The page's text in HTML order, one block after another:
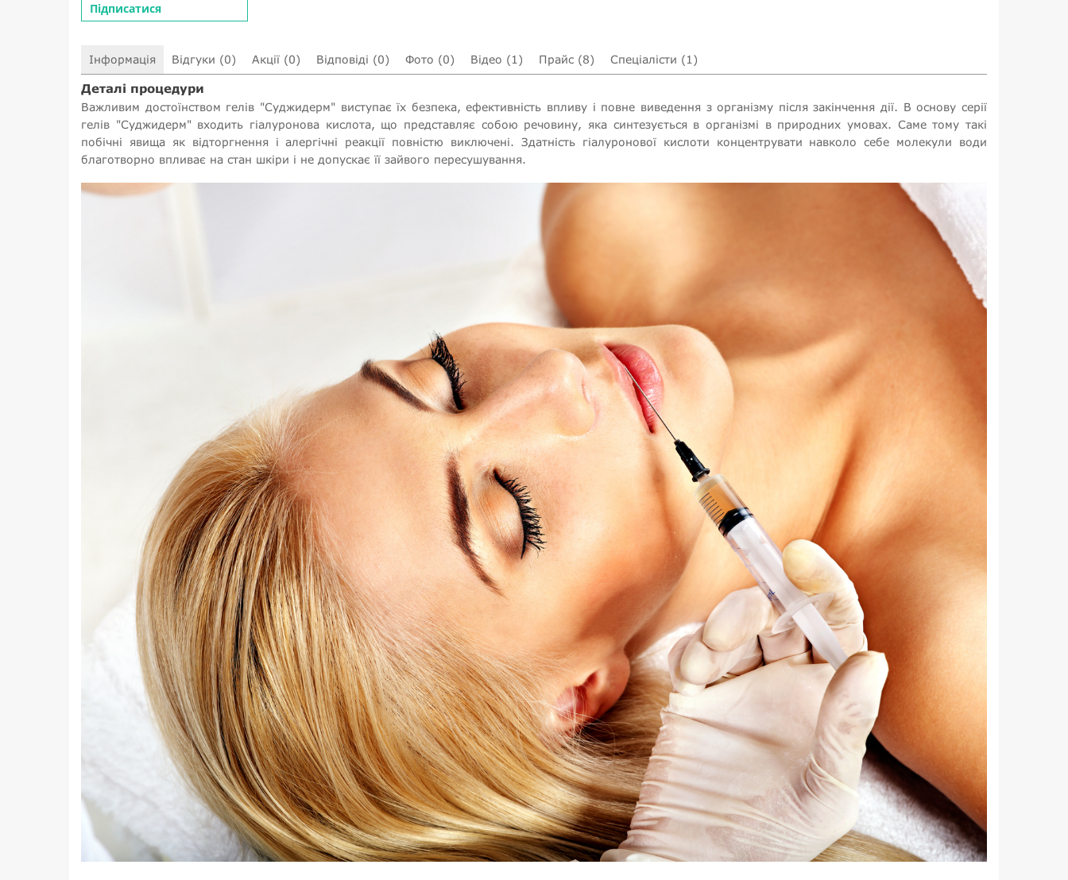
Підписатися
Інформація Відгуки (0) Акції (0) Відповіді (0) Фото (0) Відео (1) Прайс (8) Спеціалісти (1)
Деталі процедури
Важливим достоїнством гелів "Суджидерм" виступає їх безпека, ефективність впливу і повне виведення з організму після закінчення дії. В основу серії
гелів "Суджидерм" входить гіалуронова кислота, що представляє собою речовину, яка синтезується в організмі в природних умовах. Саме тому такі
побічні явища як відторгнення і алергічні реакції повністю виключені. Здатність гіалуронової кислоти концентрувати навколо себе молекули води
благотворно впливає на стан шкіри і не допускає її зайвого пересушування.